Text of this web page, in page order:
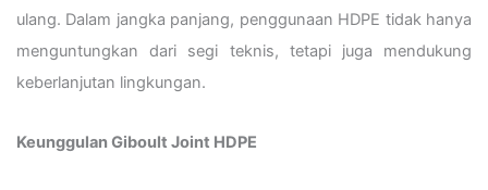
ulang. Dalam jangka panjang, penggunaan HDPE tidak hanya
menguntungkan dari segi teknis, tetapi juga mendukung
keberlanjutan lingkungan.
Keunggulan Giboult Joint HDPE